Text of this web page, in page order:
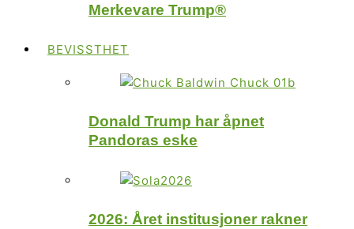
Merkevare Trump®
BEVISSTHET
Donald Trump har åpnet
Pandoras eske
2026: Året institusjoner rakner